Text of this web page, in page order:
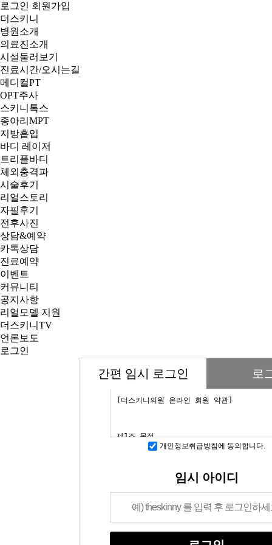
로그인 회원가입
더스키니
병원소개
의료진소개
시설둘러보기
진료시간/오시는길
메디컬PT
OPT주사
스키니톡스
종아리MPT
지방흡입
바디 레이저
트리플바디
체외충격파
시술후기
리얼스토리
자필후기
전후사진
상담&예약
카톡상담
진료예약
이벤트
커뮤니티
공지사항
리얼모델 지원
더스키니TV
언론보도
로그인
간편 임시 로그인 로
개인정보취급방침에 동의합니다.
임시 아이디